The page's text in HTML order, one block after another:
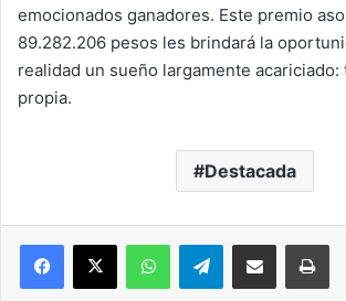
emocionados ganadores. Este premio
89.282.206 pesos les brindará la
realidad un sueño largamente acariciado:
propia.
Destacada
Facebook
X WhatsAppTelegramCompartir vía correo electrónico